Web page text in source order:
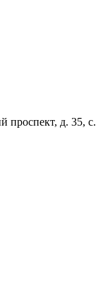
проспект, д. 35, с.